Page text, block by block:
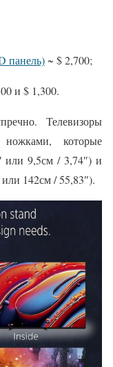
панель) ~ $ 2,700;
и $ 1,300.
Телевизоры
которые
или 9,5см / 3,74″) и
142см / 55,83″).